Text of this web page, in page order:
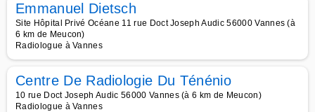
Emmanuel Dietsch
Site Hôpital Privé Océane 11 rue Doct Joseph Audic 56000 Vannes (à
6 km de Meucon)
Radiologue à Vannes
Centre De Radiologie Du Ténénio
10 rue Doct Joseph Audic 56000 Vannes (à 6 km de Meucon)
Radiologue à Vannes